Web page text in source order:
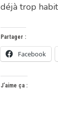
déjà trop
Partager :
Facebook
J’aime ça :